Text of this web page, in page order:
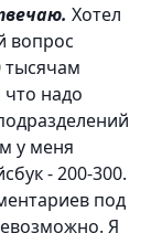
Хотел
вопрос
тысячам
надо
у меня
- 200-300.
под
Я